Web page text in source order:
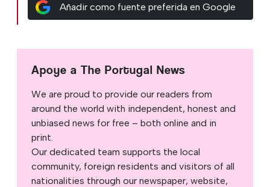
Añadir como fuente preferida en Google
Apoye a The Portugal News
We are proud to provide our readers from
around the world with independent, honest and
unbiased news for free – both online and in
print.
Our dedicated team supports the local
community, foreign residents and visitors of all
nationalities through our newspaper, website,